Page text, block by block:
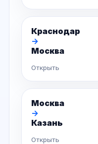
Краснодар
→
Москва
Открыть
Москва
→
Казань
Открыть